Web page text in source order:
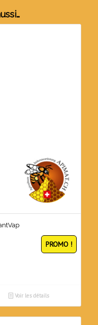
PROMO !
Voir les détails